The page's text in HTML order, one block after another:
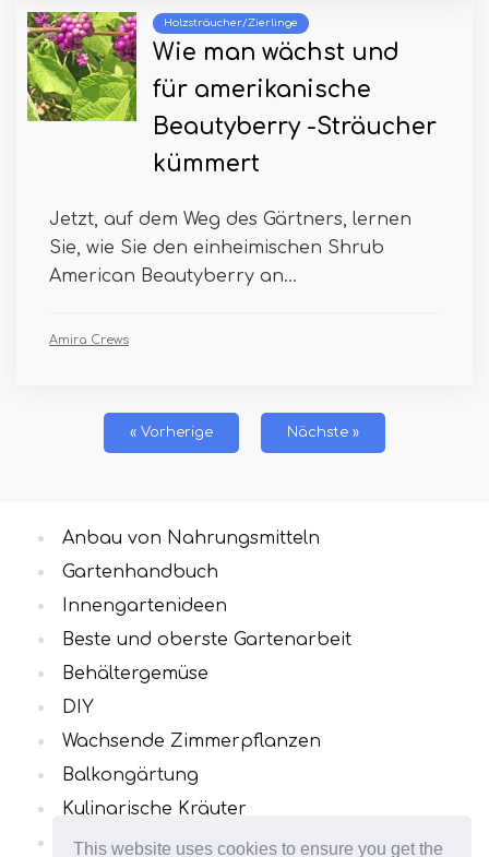
This website uses cookies to ensure you get the
Holzsträucher/Zierlinge
Wie man wächst und
für amerikanische
Beautyberry -Sträucher
kümmert
Jetzt, auf dem Weg des Gärtners, lernen
Sie, wie Sie den einheimischen Shrub
American Beautyberry an...
Amira Crews
« Vorherige Nächste »
Anbau von Nahrungsmitteln
Gartenhandbuch
Innengartenideen
Beste und oberste Gartenarbeit
Behältergemüse
DIY
Wachsende Zimmerpflanzen
Balkongärtung
Kulinarische Kräuter
Alle Kategorien